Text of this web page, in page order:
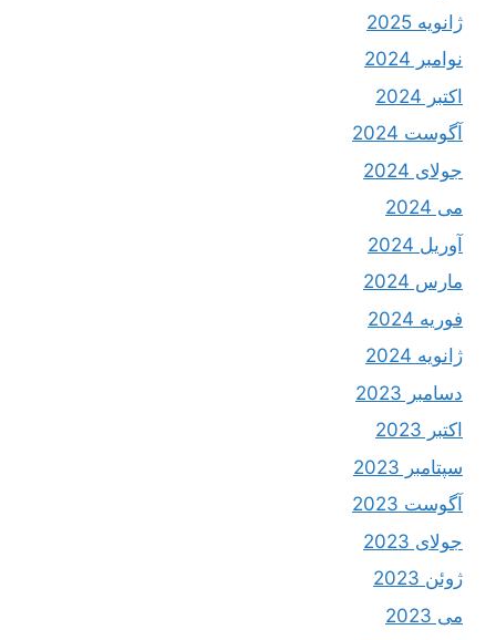
ژانویه 2025
نوامبر 2024
اکتبر 2024
آگوست 2024
جولای 2024
می 2024
آوریل 2024
مارس 2024
فوریه 2024
ژانویه 2024
دسامبر 2023
اکتبر 2023
سپتامبر 2023
آگوست 2023
جولای 2023
ژوئن 2023
می 2023